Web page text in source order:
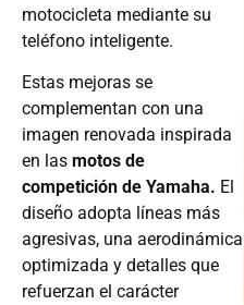
motocicleta mediante su
teléfono inteligente.
Estas mejoras se
complementan con una
imagen renovada inspirada
en las motos de
competición de Yamaha. El
diseño adopta líneas más
agresivas, una aerodinámica
optimizada y detalles que
refuerzan el carácter